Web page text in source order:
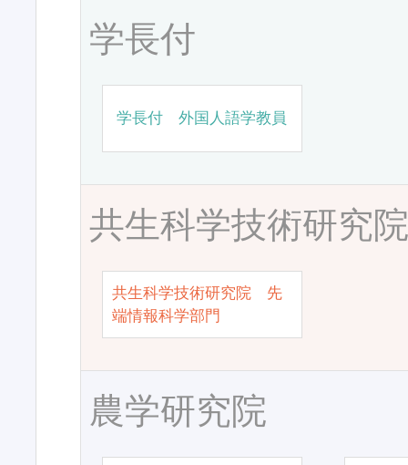
学長付
学長付 外国人語学教員
共生科学技術研究
共生科学技術研究院 先
端情報科学部門
農学研究院